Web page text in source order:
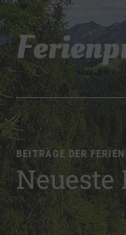
BEITRÄGE DER
Neueste